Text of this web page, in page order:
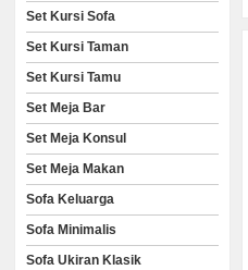
Set Kursi Sofa
Set Kursi Taman
Set Kursi Tamu
Set Meja Bar
Set Meja Konsul
Set Meja Makan
Sofa Keluarga
Sofa Minimalis
Sofa Ukiran Klasik